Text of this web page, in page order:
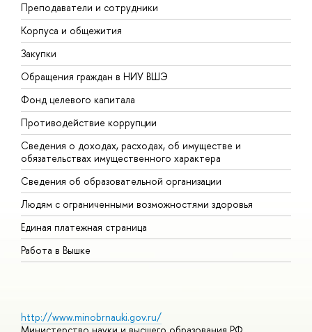
Преподаватели и сотрудники
Корпуса и общежития
Закупки
Обращения граждан в НИУ ВШЭ
Фонд целевого капитала
Противодействие коррупции
Сведения о доходах, расходах, об имуществе и
обязательствах имущественного характера
Сведения об образовательной организации
Людям с ограниченными возможностями здоровья
Единая платежная страница
Работа в Вышке
http://www.minobrnauki.gov.ru/